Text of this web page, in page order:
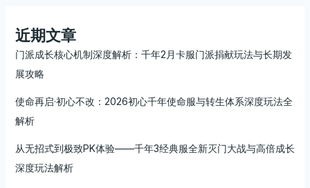
近期文章
门派成长核心机制深度解析：千年2月卡服门派捐献玩法与长期发
展攻略
使命再启·初心不改：2026初心千年使命服与转生体系深度玩法全
解析
从无招式到极致PK体验——千年3经典服全新灭门大战与高倍成长
深度玩法解析